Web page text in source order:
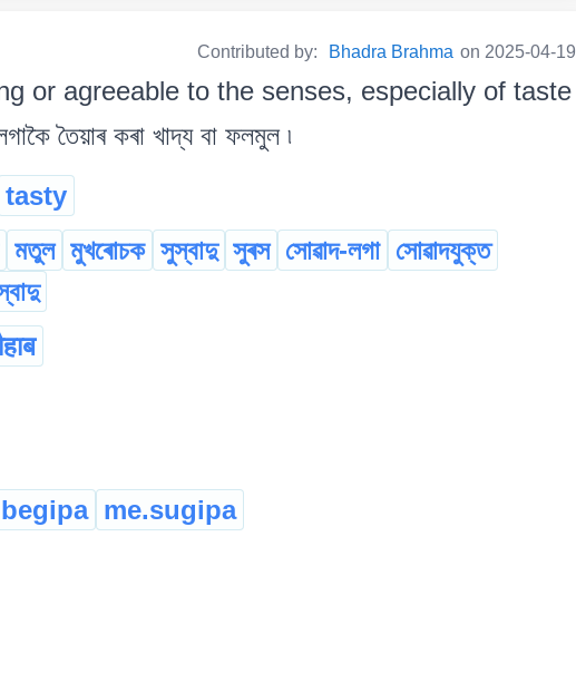
Contributed by: Bhadra Brahma on 2025-04-19
or agreeable to the senses, especially of taste
তৈয়াৰ কৰা খাদ্য বা ফলমুল ৷
tasty
মতুল মুখৰোচক সুস্বাদু সুৰস সোৱাদ-লগা সোৱাদযুক্ত
me.sugipa